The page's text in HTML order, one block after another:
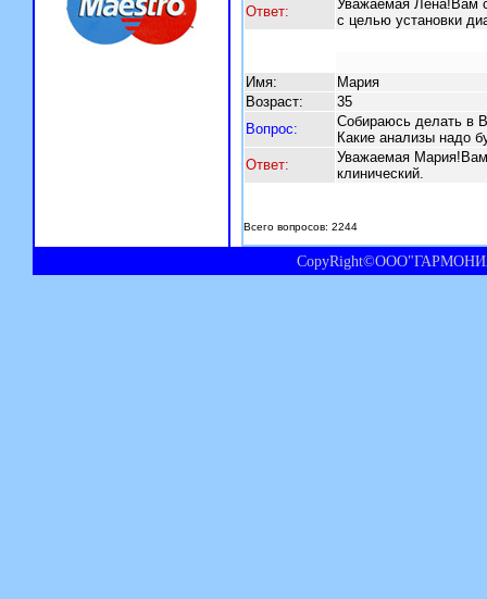
Ответ:
Уважаемая Лена!Вам
с целью установки
Имя:
Мария
Возраст:
35
Вопрос:
Собираюсь делать в
Какие анализы надо
Ответ:
Уважаемая
клинический.
Всего вопросов: 2244